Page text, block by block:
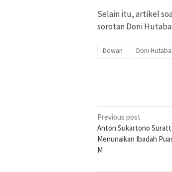
Selain itu, artikel
sorotan Doni
Dewan Doni
Post
navigation
Previous post
Anton Sukartono
Menunaikan Ibadah
M